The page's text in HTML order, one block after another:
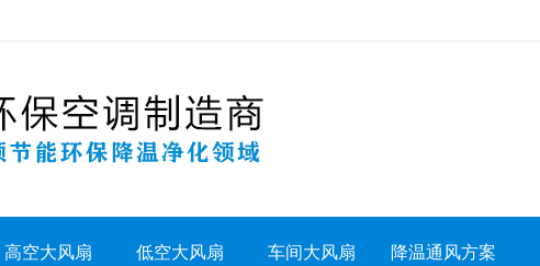
高空大风扇 低空大风扇 车间大风扇 降温通风方案